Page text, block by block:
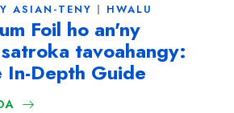
ASIAN-TENY HWALU
Foil ho an'ny
tavoahangy:
In-Depth Guide